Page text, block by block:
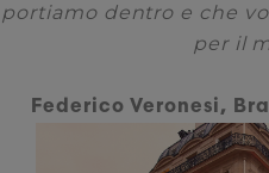
portiamo dentro e che
per il
Federico Veronesi,